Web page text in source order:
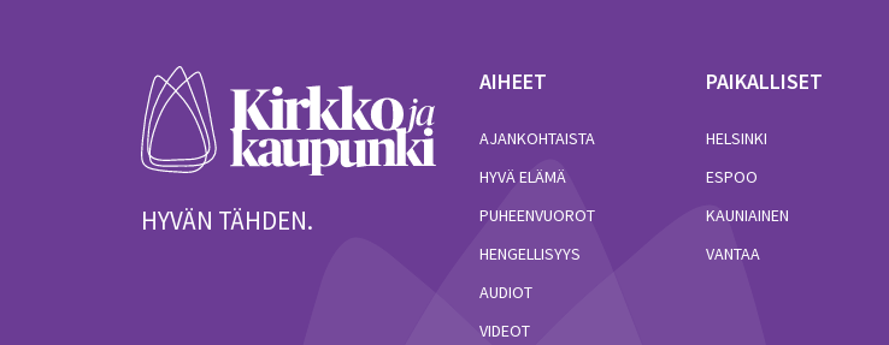
HYVÄN TÄHDEN.
AIHEET
AJANKOHTAISTA
HYVÄ ELÄMÄ
PUHEENVUOROT
HENGELLISYYS
AUDIOT
VIDEOT
PAIKALLISET
HELSINKI
ESPOO
KAUNIAINEN
VANTAA